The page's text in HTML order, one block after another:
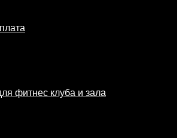
фитнес клуба и зала